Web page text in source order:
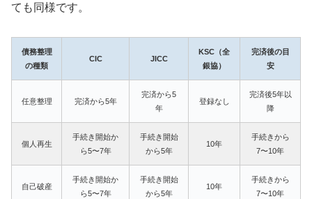
ても同様です。
債務整理
の種類
CIC JICC
KSC（全
銀協）
完済後の目
安
任意整理 完済から5年
完済から5
年
登録なし
完済後5年以
降
個人再生
手続き開始か
ら5〜7年
手続き開始
から5年
10年
手続きから
7〜10年
自己破産
手続き開始か
ら5〜7年
手続き開始
から5年
10年
手続きから
7〜10年